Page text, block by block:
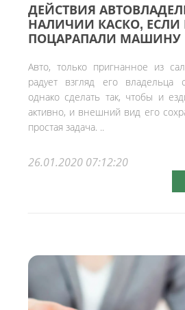
ДЕЙСТВИЯ
НАЛИЧИИ КАСКО, ЕСЛИ
ПОЦАРАПАЛИ МАШИНУ
Авто, только пригнанное из
радует взгляд его владельца
однако сделать так, чтобы и
активно, и внешний вид его
простая задача. ..
26.01.2020 07:12:20